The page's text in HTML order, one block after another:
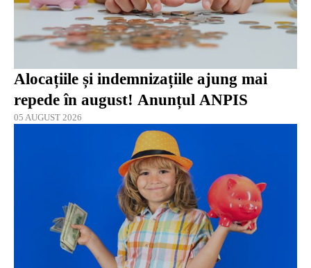
Alocațiile și indemnizațiile ajung mai
repede în august! Anunțul ANPIS
05 AUGUST 2026